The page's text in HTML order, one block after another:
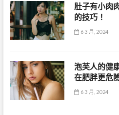
肚子有小肉
的技巧！
6 3 月, 2024
泡芙人的健
在肥胖更危
6 3 月, 2024